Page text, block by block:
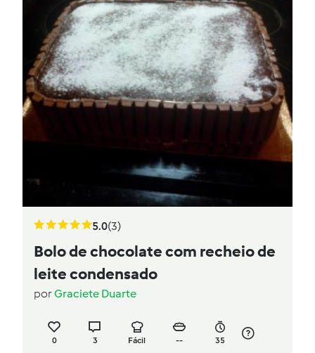
5.0(3)
Bolo de chocolate com recheio de
leite condensado
porGraciete Duarte
0 3 Fácil -- 35